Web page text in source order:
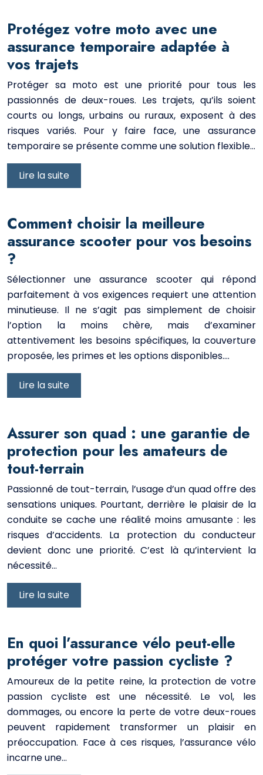
Protégez votre moto avec une
assurance temporaire adaptée à
vos trajets
Protéger sa moto est une priorité pour tous les
passionnés de deux-roues. Les trajets, qu’ils soient
courts ou longs, urbains ou ruraux, exposent à des
risques variés. Pour y faire face, une assurance
temporaire se présente comme une solution flexible…
Lire la suite
Comment choisir la meilleure
assurance scooter pour vos besoins
?
Sélectionner une assurance scooter qui répond
parfaitement à vos exigences requiert une attention
minutieuse. Il ne s’agit pas simplement de choisir
l’option la moins chère, mais d’examiner
attentivement les besoins spécifiques, la couverture
proposée, les primes et les options disponibles….
Lire la suite
Assurer son quad : une garantie de
protection pour les amateurs de
tout-terrain
Passionné de tout-terrain, l’usage d’un quad offre des
sensations uniques. Pourtant, derrière le plaisir de la
conduite se cache une réalité moins amusante : les
risques d’accidents. La protection du conducteur
devient donc une priorité. C’est là qu’intervient la
nécessité…
Lire la suite
En quoi l’assurance vélo peut-elle
protéger votre passion cycliste ?
Amoureux de la petite reine, la protection de votre
passion cycliste est une nécessité. Le vol, les
dommages, ou encore la perte de votre deux-roues
peuvent rapidement transformer un plaisir en
préoccupation. Face à ces risques, l’assurance vélo
incarne une…